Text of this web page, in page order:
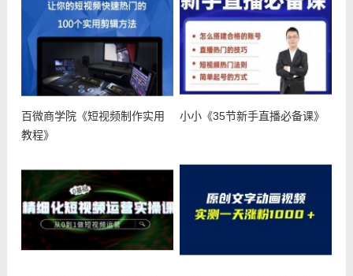
百微商学院《短视频制作实用
教程》
小小《35节新手直播必备课》